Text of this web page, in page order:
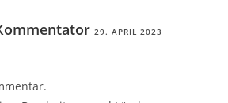
29. APRIL 2023